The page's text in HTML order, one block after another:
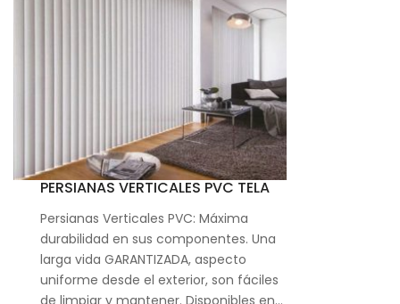
PERSIANAS VERTICALES PVC TELA
Persianas Verticales PVC: Máxima
durabilidad en sus componentes. Una
larga vida GARANTIZADA, aspecto
uniforme desde el exterior, son fáciles